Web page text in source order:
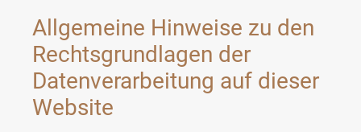
Allgemeine Hinweise zu den
Rechtsgrundlagen der
Datenverarbeitung auf dieser
Website